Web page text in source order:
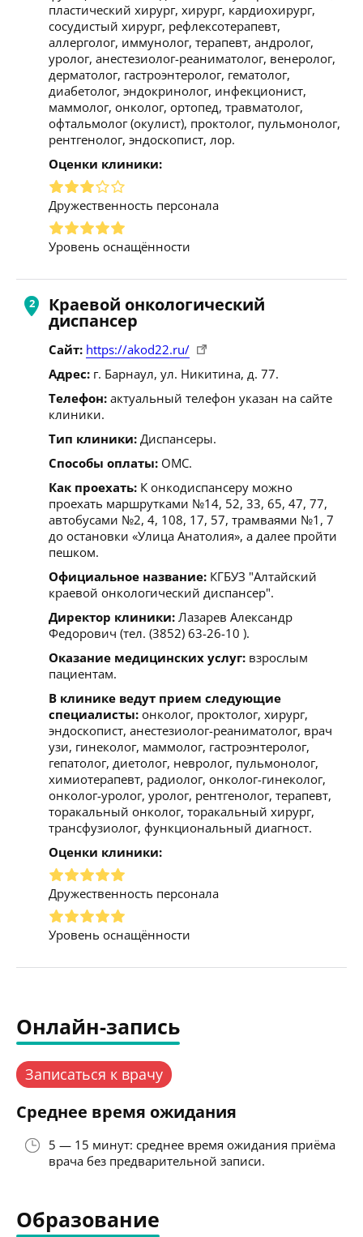
пластический хирург, хирург, кардиохирург,
сосудистый хирург, рефлексотерапевт,
аллерголог, иммунолог, терапевт, андролог,
уролог, анестезиолог-реаниматолог, венеролог,
дерматолог, гастроэнтеролог, гематолог,
диабетолог, эндокринолог, инфекционист,
маммолог, онколог, ортопед, травматолог,
офтальмолог (окулист), проктолог, пульмонолог,
рентгенолог, эндоскопист, лор.
Оценки клиники:
Дружественность персонала
Уровень оснащённости
Краевой онкологический
диспансер
Сайт: https://akod22.ru/
Адрес: г. Барнаул, ул. Никитина, д. 77.
Телефон: актуальный телефон указан на сайте
клиники.
Тип клиники: Диспансеры.
Способы оплаты: ОМС.
Как проехать: К онкодиспансеру можно
проехать маршрутками №14, 52, 33, 65, 47, 77,
автобусами №2, 4, 108, 17, 57, трамваями №1, 7
до остановки «Улица Анатолия», а далее пройти
пешком.
Официальное название: КГБУЗ "Алтайский
краевой онкологический диспансер".
Директор клиники: Лазарев Александр
Федорович (тел. (3852) 63-26-10 ).
Оказание медицинских услуг: взрослым
пациентам.
В клинике ведут прием следующие
специалисты: онколог, проктолог, хирург,
эндоскопист, анестезиолог-реаниматолог, врач
узи, гинеколог, маммолог, гастроэнтеролог,
гепатолог, диетолог, невролог, пульмонолог,
химиотерапевт, радиолог, онколог-гинеколог,
онколог-уролог, уролог, рентгенолог, терапевт,
торакальный онколог, торакальный хирург,
трансфузиолог, функциональный диагност.
Оценки клиники:
Дружественность персонала
Уровень оснащённости
Онлайн-запись
Записаться к врачу
Среднее время ожидания
5 — 15 минут: среднее время ожидания приёма
врача без предварительной записи.
Образование